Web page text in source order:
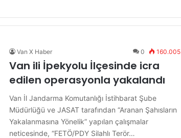
Van X Haber 0 160.005
Van ili İpekyolu İlçesinde icra
edilen operasyonla yakalandı
Van İl Jandarma Komutanlığı İstihbarat Şube
Müdürlüğü ve JASAT tarafından “Aranan Şahısların
Yakalanmasına Yönelik” yapılan çalışmalar
neticesinde, “FETÖ/PDY Silahlı Terör…